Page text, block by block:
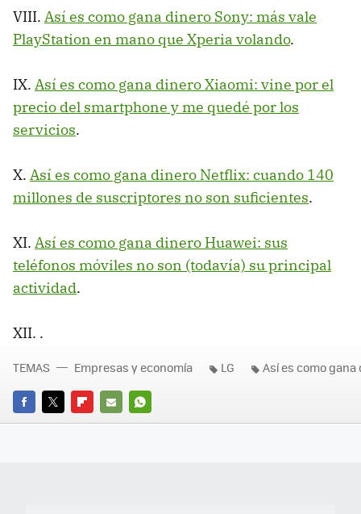
VIII. Así es como gana dinero Sony: más vale
PlayStation en mano que Xperia volando.
IX. Así es como gana dinero Xiaomi: vine por el
precio del smartphone y me quedé por los
servicios.
X. Así es como gana dinero Netflix: cuando 140
millones de suscriptores no son suficientes.
XI. Así es como gana dinero Huawei: sus
teléfonos móviles no son (todavía) su principal
actividad.
XII. .
FACEBOOK
TWITTERFLIPBOARD
E-
WHATSAPP
TEMAS Empresas y economía LG Así es como gana